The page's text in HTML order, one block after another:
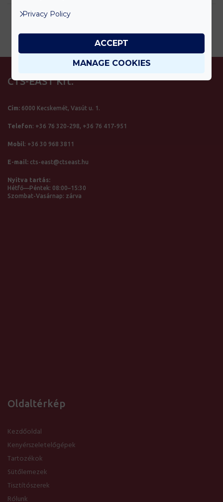
CTS-EAST Kft.
Cím: 6000 Kecskemét, Vasút u. 1.
Telefon: +36 76 320-298, +36 76 417-951
Mobil: +36 30 968 3811
E-mail: cts-east@ctseast.hu
Nyitva tartás:
Hétfő—Péntek: 08:00–15:30
Szombat-Vasárnap: zárva
Oldaltérkép
Kezdőoldal
Kenyérszeletelőgépek
Tartozékok
Sütőlemezek
Tisztítószerek
Rólunk
Privacy Policy
MANAGE COOKIES
ACCEPT